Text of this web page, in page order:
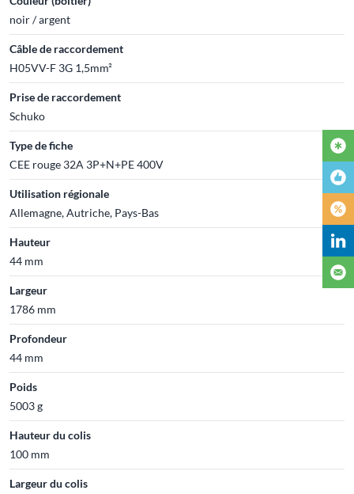
noir / argent
Câble de raccordement
H05VV-F 3G 1,5mm²
Prise de raccordement
Schuko
Type de fiche
CEE rouge 32A 3P+N+PE 400V
Utilisation régionale
Allemagne, Autriche, Pays-Bas
Hauteur
44 mm
Largeur
1786 mm
Profondeur
44 mm
Poids
5003 g
Hauteur du colis
100 mm
Largeur du colis